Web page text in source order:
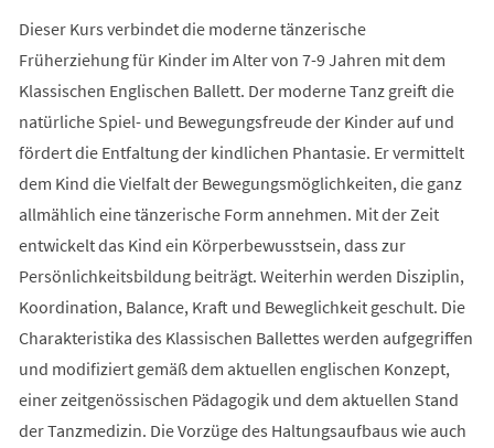
Dieser Kurs verbindet die moderne tänzerische
Früherziehung für Kinder im Alter von 7-9 Jahren mit dem
Klassischen Englischen Ballett. Der moderne Tanz greift die
natürliche Spiel- und Bewegungsfreude der Kinder auf und
fördert die Entfaltung der kindlichen Phantasie. Er vermittelt
dem Kind die Vielfalt der Bewegungsmöglichkeiten, die ganz
allmählich eine tänzerische Form annehmen. Mit der Zeit
entwickelt das Kind ein Körperbewusstsein, dass zur
Persönlichkeitsbildung beiträgt. Weiterhin werden Disziplin,
Koordination, Balance, Kraft und Beweglichkeit geschult. Die
Charakteristika des Klassischen Ballettes werden aufgegriffen
und modifiziert gemäß dem aktuellen englischen Konzept,
einer zeitgenössischen Pädagogik und dem aktuellen Stand
der Tanzmedizin. Die Vorzüge des Haltungsaufbaus wie auch